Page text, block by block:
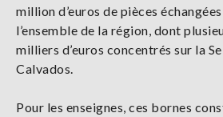
million d’euros de pièces
l’ensemble de la région, dont
milliers d’euros concentrés sur la
Calvados.
Pour les enseignes, ces bornes